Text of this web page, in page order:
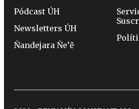
Pódcast ÚH
Newsletters ÚH
Ñandejara Ñe’ẽ